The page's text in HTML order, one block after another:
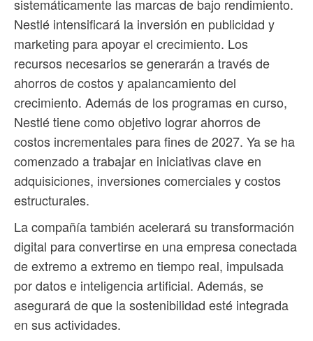
sistemáticamente las marcas de bajo rendimiento.
Nestlé intensificará la inversión en publicidad y
marketing para apoyar el crecimiento. Los
recursos necesarios se generarán a través de
ahorros de costos y apalancamiento del
crecimiento. Además de los programas en curso,
Nestlé tiene como objetivo lograr ahorros de
costos incrementales para fines de 2027. Ya se ha
comenzado a trabajar en iniciativas clave en
adquisiciones, inversiones comerciales y costos
estructurales.
La compañía también acelerará su transformación
digital para convertirse en una empresa conectada
de extremo a extremo en tiempo real, impulsada
por datos e inteligencia artificial. Además, se
asegurará de que la sostenibilidad esté integrada
en sus actividades.